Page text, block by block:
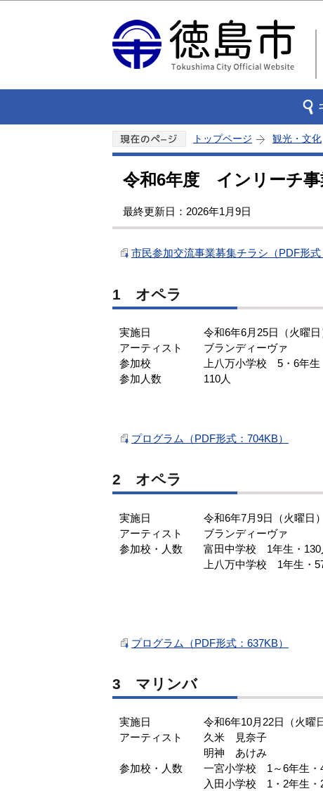
トップページ 観光・文化
令和6年度 インリーチ事
最終更新日：2026年1月9日
市民参加交流事業募集チラシ（PDF形式
1 オペラ
実施日 令和6年6月25日（火曜日
アーティスト ブランディーヴァ
参加校 上八万小学校 5・6年生
参加人数 110人
プログラム（PDF形式：704KB）
2 オペラ
実施日 令和6年7月9日（火曜日）
アーティスト ブランディーヴァ
参加校・人数 富田中学校 1年生・130
上八万中学校 1年生・
プログラム（PDF形式：637KB）
3 マリンバ
実施日 令和6年10月22日（火曜日
アーティスト 久米 見奈子
明神 あけみ
参加校・人数 一宮小学校 1～6年生・
入田小学校 1・2年生・